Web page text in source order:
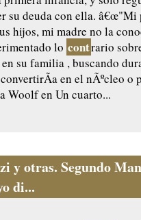
su deuda con ella.
hijos, mi madre no la
lo contrario
su familia , buscando
en el nÃºcleo o
Woolf en Un cuarto...
y otras. Segundo
di...